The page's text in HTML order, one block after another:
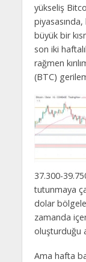
yükseliş
büyük bir
son iki
rağmen
(BTC)
37.300-
tutunmaya
dolar
zamanda
oluşturduğu
Ama hafta